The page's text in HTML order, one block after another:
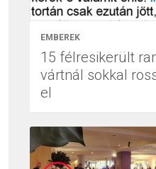
EMBEREK
15 félresikerült
vártnál sokkal
el